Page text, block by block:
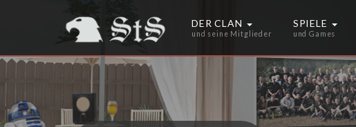
DER CLAN
und seine Mitglieder
SPIELE
und Games